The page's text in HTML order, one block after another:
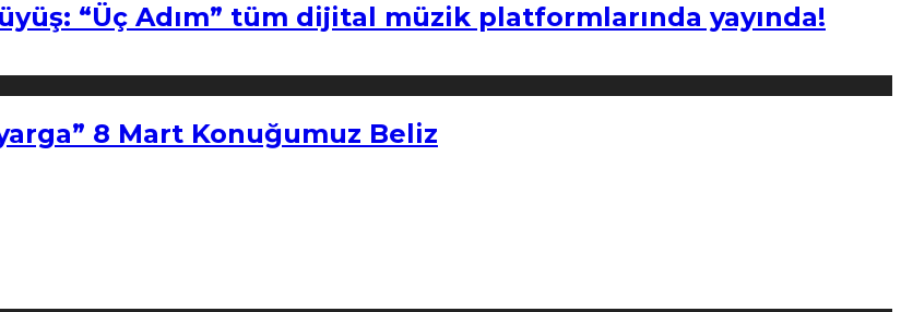
“Üç Adım” tüm dijital müzik platformlarında yayında!
8 Mart Konuğumuz Beliz